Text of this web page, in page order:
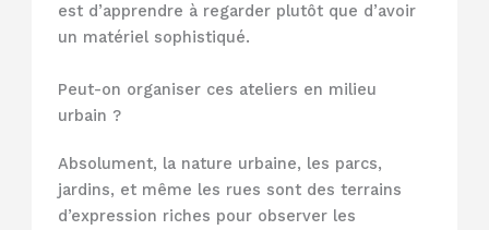
est d’apprendre à regarder plutôt que d’avoir
un matériel sophistiqué.
Peut-on organiser ces ateliers en milieu
urbain ?
Absolument, la nature urbaine, les parcs,
jardins, et même les rues sont des terrains
d’expression riches pour observer les